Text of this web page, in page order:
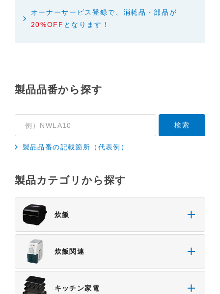
２．取扱説明書の内容について
製品の仕様変更などで、取扱説明書の内容は変更さ
３．安全上のご注意
に関する注意事項は、取扱説明書作成時点での法的
品に関する安全に関する注意についてのご質問等に
（※）。
（※）みまもりほっとラインサービスでご使用され
ている専用の製品（レンタル品）につきましては、
弊社「
い合わせくださいますようお願いします。
４．本サービスに係わる損害の免責
本サイトに情報を掲載する際には、細心の注意を払
っておりますが、以下の点について、弊社は何ら保
証せず、また責任を負うものではありません。あら
オーナーサービス登録で、消耗品・部品が
20%OFF となります！
製品品番から探す
製品品番の記載箇所（代表例）
製品カテゴリから探す
炊飯
炊飯関連
キッチン家電